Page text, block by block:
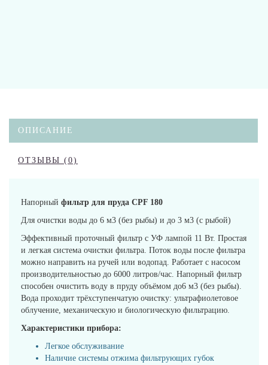
ОПИСАНИЕ
ОТЗЫВЫ (0)
Напорный фильтр для пруда CPF 180
Для очистки воды до 6 м3 (без рыбы) и до 3 м3 (с рыбой)
Эффективный проточный фильтр с УФ лампой 11 Вт. Простая
и легкая система очистки фильтра. Поток воды после фильтра
можно направить на ручей или водопад. Работает с насосом
производительностью до 6000 литров/час. Напорный фильтр
способен очистить воду в пруду объёмом до6 м3 (без рыбы).
Вода проходит трёхступенчатую очистку: ультрафиолетовое
облучение, механическую и биологическую фильтрацию.
Характеристики прибора:
Легкое обслуживание
Наличие системы отжима фильтрующих губок